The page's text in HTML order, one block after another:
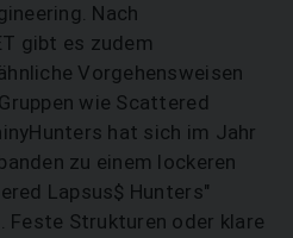
Nach
gibt es zudem
Vorgehensweisen
wie Scattered
hat sich im Jahr
zu einem lockeren
Lapsus$ Hunters"
Feste Strukturen oder klare